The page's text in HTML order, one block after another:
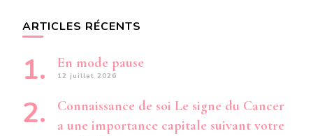
ARTICLES RÉCENTS
En mode pause
12 juillet 2026
Connaissance de soi Le signe du Cancer
a une importance capitale suivant votre